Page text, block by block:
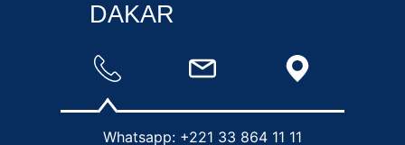
DAKAR
Whatsapp: +221 33 864 11 11